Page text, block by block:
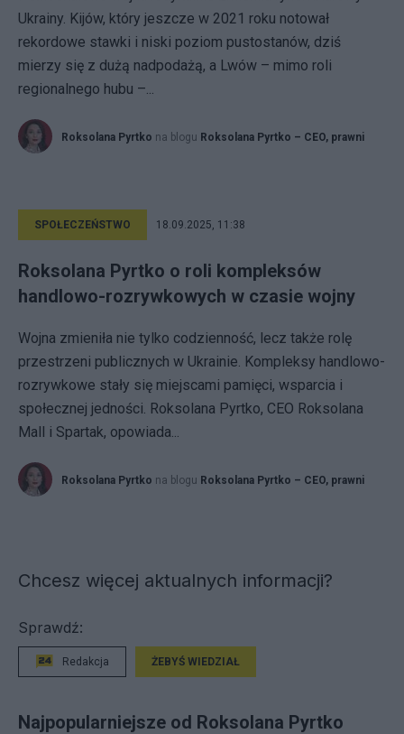
Ukrainy. Kijów, który jeszcze w 2021 roku notował
rekordowe stawki i niski poziom pustostanów, dziś
mierzy się z dużą nadpodażą, a Lwów – mimo roli
regionalnego hubu –...
Roksolana Pyrtko na blogu Roksolana Pyrtko – CEO, prawni
SPOŁECZEŃSTWO 18.09.2025, 11:38
Roksolana Pyrtko o roli kompleksów
handlowo-rozrywkowych w czasie wojny
Wojna zmieniła nie tylko codzienność, lecz także rolę
przestrzeni publicznych w Ukrainie. Kompleksy handlowo-
rozrywkowe stały się miejscami pamięci, wsparcia i
społecznej jedności. Roksolana Pyrtko, CEO Roksolana
Mall i Spartak, opowiada...
Roksolana Pyrtko na blogu Roksolana Pyrtko – CEO, prawni
Chcesz więcej aktualnych informacji?
Sprawdź:
Redakcja ŻEBYŚ WIEDZIAŁ
Najpopularniejsze od Roksolana Pyrtko